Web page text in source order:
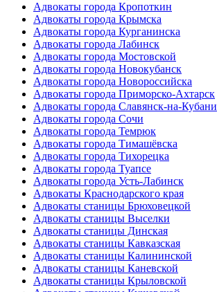
Адвокаты города Кропоткин
Адвокаты города Крымска
Адвокаты города Курганинска
Адвокаты города Лабинск
Адвокаты города Мостовской
Адвокаты города Новокубанск
Адвокаты города Новороссийска
Адвокаты города Приморско-Ахтарск
Адвокаты города Славянск-на-Кубани
Адвокаты города Сочи
Адвокаты города Темрюк
Адвокаты города Тимашёвска
Адвокаты города Тихорецка
Адвокаты города Туапсе
Адвокаты города Усть-Лабинск
Адвокаты Краснодарского края
Адвокаты станицы Брюховецкой
Адвокаты станицы Выселки
Адвокаты станицы Динская
Адвокаты станицы Кавказская
Адвокаты станицы Калининской
Адвокаты станицы Каневской
Адвокаты станицы Крыловской